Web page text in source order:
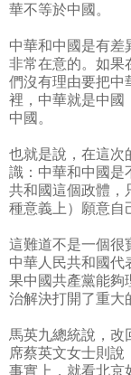
華不等於中國。
中華和中國是有差
非常在意的。如果
們沒有理由要把中
裡，中華就是中國
中國。
也就是說，在這次
識：中華和中國是
共和國這個政體，
種意義上）願意自
這難道不是一個很
中華人民共和國代
果中國共產黨能夠
治解決打開了重大
馬英九總統說，改
席蔡英文女士則說
事實上，就看北京